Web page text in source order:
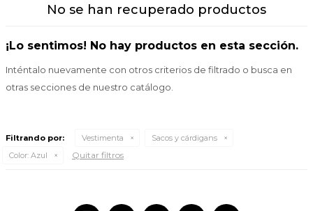
No se han recuperado productos
¡Lo sentimos! No hay productos en esta sección.
Inténtalo nuevamente con otros criterios de filtrado o busca en
otras secciones de nuestro catálogo.
Filtrando por: Vestimenta
Sacos y cárdigans
Color: Azul Quitar filtros